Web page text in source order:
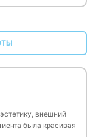
внешний
была красивая